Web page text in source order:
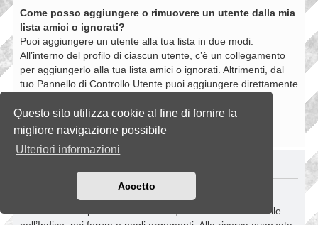
Questo sito utilizza cookie al fine di fornire la
migliore navigazione possibile
Ulteriori informazioni
Accetto
Come posso aggiungere o rimuovere un utente dalla mia
lista amici o ignorati?
Puoi aggiungere un utente alla tua lista in due modi.
All’interno del profilo di ciascun utente, c’è un collegamento
per aggiungerlo alla tua lista amici o ignorati. Altrimenti, dal
tuo Pannello di Controllo Utente puoi aggiungere direttamente
rimuovere un utente dalla lista dalla stessa pagina.
Top
Come si fanno le ricerche nella Board?
Scrivendo una parola chiave nel riquadro di ricerca visibile